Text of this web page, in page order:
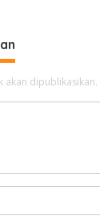
akan dipublikasikan.